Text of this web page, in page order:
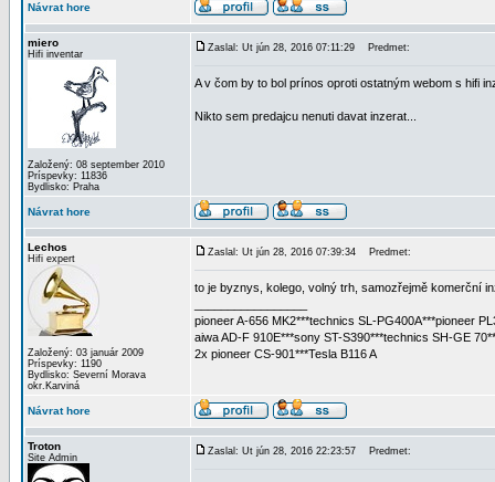
Návrat hore
miero
Hifi inventar
Založený: 08 september 2010
Príspevky: 11836
Bydlisko: Praha
Zaslal: Ut jún 28, 2016 07:11:29 Predmet:
A v čom by to bol prínos oproti ostatným webom s hifi
Nikto sem predajcu nenuti davat inzerat...
Návrat hore
Lechos
Hifi expert
Založený: 03 január 2009
Príspevky: 1190
Bydlisko: Severní Morava
okr.Karviná
Zaslal: Ut jún 28, 2016 07:39:34 Predmet:
to je byznys, kolego, volný trh, samozřejmě komerční
pioneer A-656 MK2***technics SL-PG400A***pioneer
aiwa AD-F 910E***sony ST-S390***technics SH-GE
2x pioneer CS-901***Tesla B116 A
Návrat hore
Troton
Site Admin
Zaslal: Ut jún 28, 2016 22:23:57 Predmet: